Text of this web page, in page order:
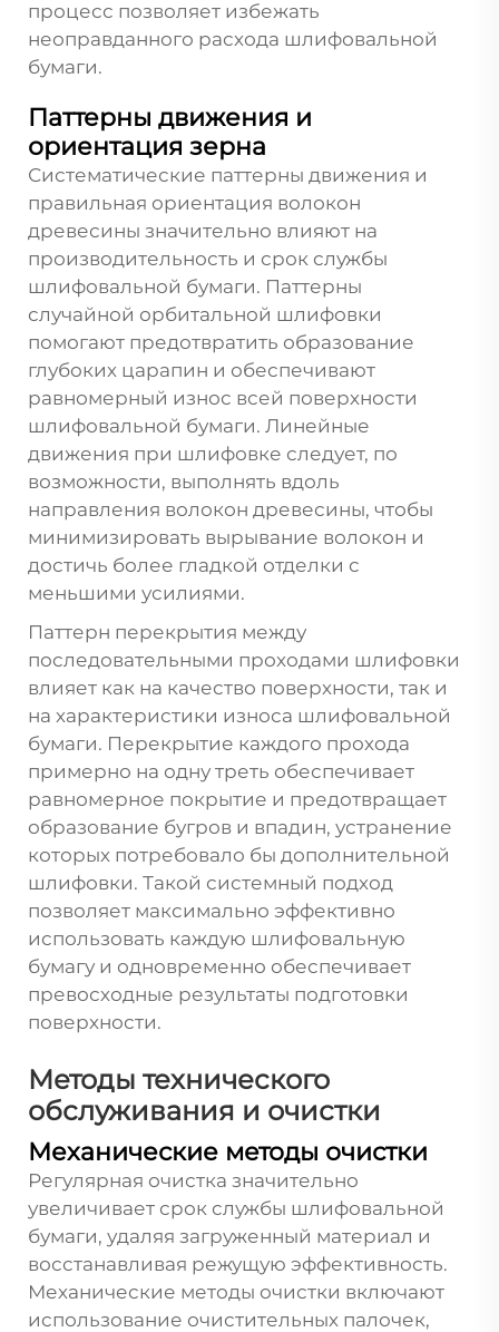
процесс позволяет избежать
неоправданного расхода шлифовальной
бумаги.
Паттерны движения и
ориентация зерна
Систематические паттерны движения и
правильная ориентация волокон
древесины значительно влияют на
производительность и срок службы
шлифовальной бумаги. Паттерны
случайной орбитальной шлифовки
помогают предотвратить образование
глубоких царапин и обеспечивают
равномерный износ всей поверхности
шлифовальной бумаги. Линейные
движения при шлифовке следует, по
возможности, выполнять вдоль
направления волокон древесины, чтобы
минимизировать вырывание волокон и
достичь более гладкой отделки с
меньшими усилиями.
Паттерн перекрытия между
последовательными проходами шлифовки
влияет как на качество поверхности, так и
на характеристики износа шлифовальной
бумаги. Перекрытие каждого прохода
примерно на одну треть обеспечивает
равномерное покрытие и предотвращает
образование бугров и впадин, устранение
которых потребовало бы дополнительной
шлифовки. Такой системный подход
позволяет максимально эффективно
использовать каждую шлифовальную
бумагу и одновременно обеспечивает
превосходные результаты подготовки
поверхности.
Методы технического
обслуживания и очистки
Механические методы очистки
Регулярная очистка значительно
увеличивает срок службы шлифовальной
бумаги, удаляя загруженный материал и
восстанавливая режущую эффективность.
Механические методы очистки включают
использование очистительных палочек,